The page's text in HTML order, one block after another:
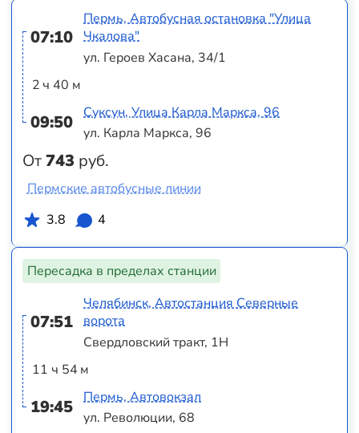
07:10
2 ч 40 м
09:50
От743 руб.
Пермь, Автобусная остановка "Улица
Чкалова"
ул. Героев Хасана, 34/1
Суксун, Улица Карла Маркса, 96
ул. Карла Маркса, 96
Пермские автобусные линии
3.8
4
Пересадка в пределах станции
07:51
11 ч 54 м
19:45
Челябинск, Автостанция Северные
ворота
Свердловский тракт, 1Н
Пермь, Автовокзал
ул. Революции, 68